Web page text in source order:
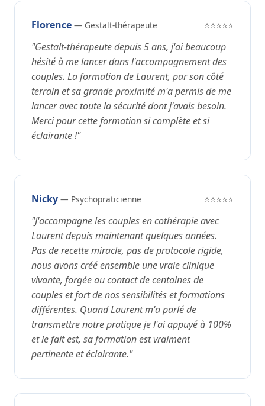
Florence — Gestalt-thérapeute ⭐⭐⭐⭐⭐
"Gestalt-thérapeute depuis 5 ans, j'ai beaucoup
hésité à me lancer dans l'accompagnement des
couples. La formation de Laurent, par son côté
terrain et sa grande proximité m'a permis de me
lancer avec toute la sécurité dont j'avais besoin.
Merci pour cette formation si complète et si
éclairante !"
Nicky — Psychopraticienne ⭐⭐⭐⭐⭐
"J'accompagne les couples en cothérapie avec
Laurent depuis maintenant quelques années.
Pas de recette miracle, pas de protocole rigide,
nous avons créé ensemble une vraie clinique
vivante, forgée au contact de centaines de
couples et fort de nos sensibilités et formations
différentes. Quand Laurent m'a parlé de
transmettre notre pratique je l'ai appuyé à 100%
et le fait est, sa formation est vraiment
pertinente et éclairante."